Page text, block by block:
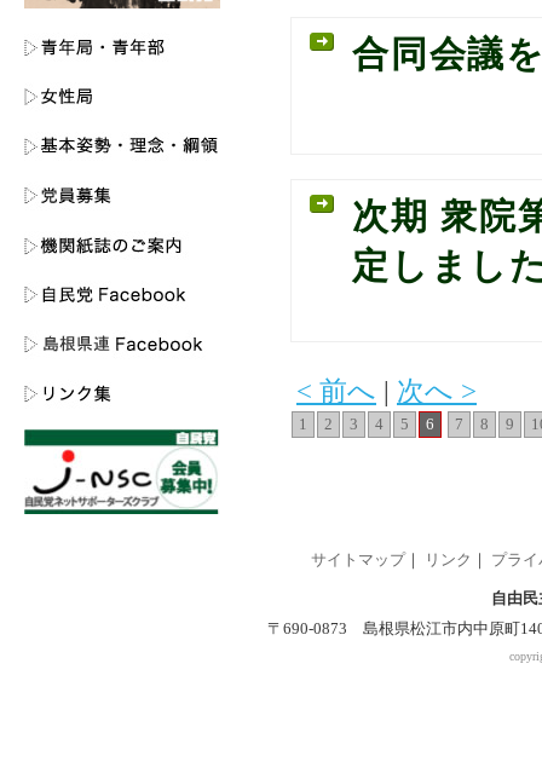
合同会議
次期 衆院
定しまし
< 前へ | 次へ >
1 2 3 4 5 6 7 8 9
サイトマップ｜ リンク プラ
自由
〒690-0873 島根県松江市内中原町